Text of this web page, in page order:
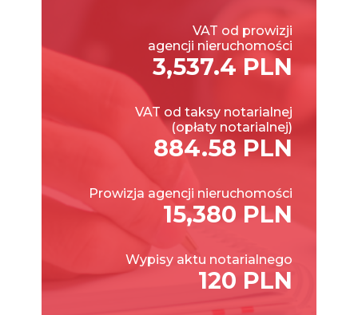
VAT od prowizji
agencji nieruchomości
3,537.4 PLN
VAT od taksy notarialnej
(opłaty notarialnej)
884.58 PLN
Prowizja agencji nieruchomości
15,380 PLN
Wypisy aktu notarialnego
120 PLN